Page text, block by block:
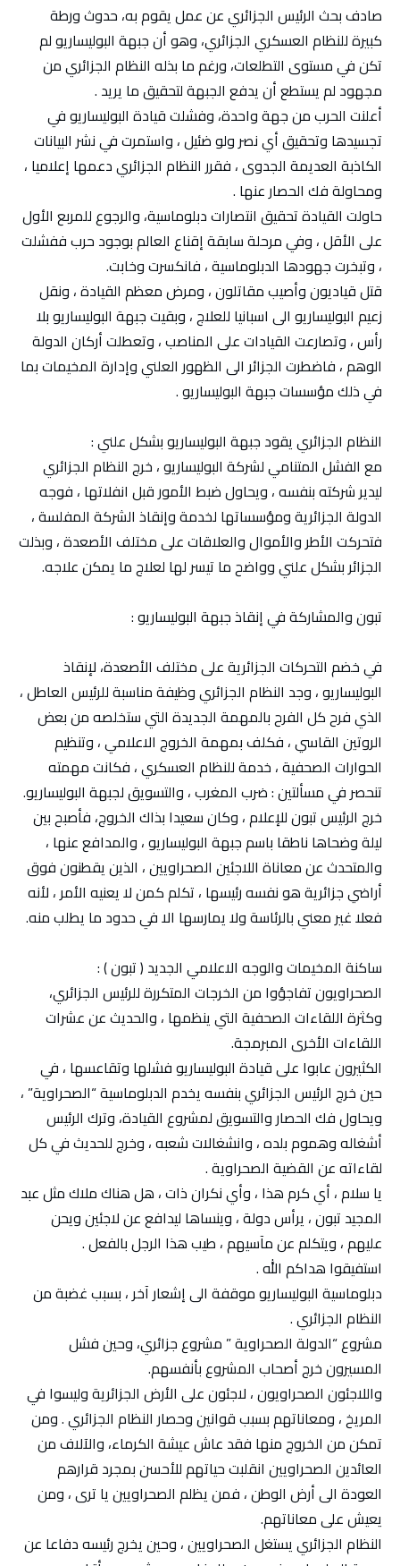
صادف بحث الرئيس الجزائري عن عمل يقوم به، حدوث ورطة
كبيرة للنظام العسكري الجزائري، وهو أن جبهة البوليساريو لم
تكن في مستوى التطلعات، ورغم ما بذله النظام الجزائري من
مجهود لم يستطع أن يدفع الجبهة لتحقيق ما يريد .
أعلنت الحرب من جهة واحدة، وفشلت قيادة البوليساريو في
تجسيدها وتحقيق أي نصر ولو ضئيل ، واستمرت في نشر البيانات
الكاذبة العديمة الجدوى ، فقرر النظام الجزائري دعمها إعلاميا ،
ومحاولة فك الحصار عنها .
حاولت القيادة تحقيق انتصارات دبلوماسية، والرجوع للمربع الأول
على الأقل ، وفي مرحلة سابقة إقناع العالم بوجود حرب ففشلت
، وتبخرت جهودها الدبلوماسية ، فانكسرت وخابت.
قتل قياديون وأصيب مقاتلون ، ومرض معظم القيادة ، ونقل
زعيم البوليساريو الى اسبانيا للعلاج ، وبقيت جبهة البوليساريو بلا
رأس ، وتصارعت القيادات على المناصب ، وتعطلت أركان الدولة
الوهم ، فاضطرت الجزائر الى الظهور العلني وإدارة المخيمات بما
في ذلك مؤسسات جبهة البوليساريو .
النظام الجزائري يقود جبهة البوليساريو بشكل علني :
مع الفشل المتنامي لشركة البوليساريو ، خرج النظام الجزائري
ليدير شركته بنفسه ، ويحاول ضبط الأمور قبل انفلاتها ، فوجه
الدولة الجزائرية ومؤسساتها لخدمة وإنقاذ الشركة المفلسة ،
فتحركت الأطر والأموال والعلاقات على مختلف الأصعدة ، وبذلت
الجزائر بشكل علني وواضح ما تيسر لها لعلاج ما يمكن علاجه.
تبون والمشاركة في إنقاذ جبهة البوليساريو :
في خضم التحركات الجزائرية على مختلف الأصعدة، لإنقاذ
البوليساريو ، وجد النظام الجزائري وظيفة مناسبة للرئيس العاطل ،
الذي فرح كل الفرح بالمهمة الجديدة التي ستخلصه من بعض
الروتين القاسي ، فكلف بمهمة الخروج الاعلامي ، وتنظيم
الحوارات الصحفية ، خدمة للنظام العسكري ، فكانت مهمته
تنحصر في مسألتين : ضرب المغرب ، والتسويق لجبهة البوليساريو.
خرج الرئيس تبون للإعلام ، وكان سعيدا بذاك الخروج، فأصبح بين
ليلة وضحاها ناطقا باسم جبهة البوليساريو ، والمدافع عنها ،
والمتحدث عن معاناة اللاجئين الصحراويين ، الذين يقطنون فوق
أراضي جزائرية هو نفسه رئيسها ، تكلم كمن لا يعنيه الأمر ، لأنه
فعلا غير معني بالرئاسة ولا يمارسها الا في حدود ما يطلب منه.
ساكنة المخيمات والوجه الاعلامي الجديد ( تبون ) :
الصحراويون تفاجؤوا من الخرجات المتكررة للرئيس الجزائري،
وكثرة اللقاءات الصحفية التي ينظمها ، والحديث عن عشرات
اللقاءات الأخرى المبرمجة.
الكثيرون عابوا على قيادة البوليساريو فشلها وتقاعسها ، في
حين خرج الرئيس الجزائري بنفسه يخدم الدبلوماسية “الصحراوية” ،
ويحاول فك الحصار والتسويق لمشروع القيادة، وترك الرئيس
أشغاله وهموم بلده ، وانشغالات شعبه ، وخرج للحديث في كل
لقاءاته عن القضية الصحراوية .
يا سلام ، أي كرم هذا ، وأي نكران ذات ، هل هناك ملاك مثل عبد
المجيد تبون ، يرأس دولة ، وينساها ليدافع عن لاجئين ويحن
عليهم ، ويتكلم عن مآسيهم ، طيب هذا الرجل بالفعل .
استفيقوا هداكم الله .
دبلوماسية البوليساريو موقفة الى إشعار آخر ، بسبب غضبة من
النظام الجزائري .
مشروع “الدولة الصحراوية ” مشروع جزائري، وحين فشل
المسيرون خرج أصحاب المشروع بأنفسهم.
واللاجئون الصحراويون ، لاجئون على الأرض الجزائرية وليسوا في
المريخ ، ومعاناتهم بسبب قوانين وحصار النظام الجزائري . ومن
تمكن من الخروج منها فقد عاش عيشة الكرماء، والآلاف من
العائدين الصحراويين انقلبت حياتهم للأحسن بمجرد قرارهم
العودة الى أرض الوطن ، فمن يظلم الصحراويين يا ترى ، ومن
يعيش على معاناتهم.
النظام الجزائري يستغل الصحراويين ، وحين يخرج رئيسه دفاعا عن